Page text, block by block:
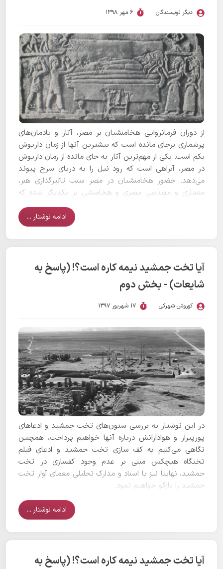
دیگر نویسندگان 6 مهر 1398
از دوران فرمانروایی هخامنشیان بر مصر، آثار و یادمان‌های
پرشماری برجای مانده است که بیشترین آنها از زمان داریوش
یکم است. یکی از مهم‌ترین آثار به جای مانده از زمان داریوش
در مصر، آبراهی است که رود نیل را به دریای سرخ پیوند
می‌دهد. حضور هخامنشیان در مصر سبب تاثیرگذاری هنر،
معماری و مهندسی مصری و هخامنشی بر یکدیگر شده که
ادامه نوشتار ...
آیا تخت جمشید نیمه کاره است؟! (پاسخ به
شایعات) - بخش دوم
کوروش شهرکی 17 شهریور 1397
در این نوشتار به بررسی ستون‌های تخت جمشید و ادعاهای
پورپیرار و هوادارانش درباره آنها خواهیم پرداخت، همچنین
نگاهی می‌کنیم به کف سازی تخت جمشید و ادعای فیلم
تختگاه هیچکس مبنی بر عدم وجود کفسازی در تخت
جمشید، نهایتا نیز با اسناد و مدارک تحلیلی معمای آوار تخت
جمشید را بازگو خواهیم نمود.
ادامه نوشتار ...
آیا تخت جمشید نیمه کاره است؟! (پاسخ به